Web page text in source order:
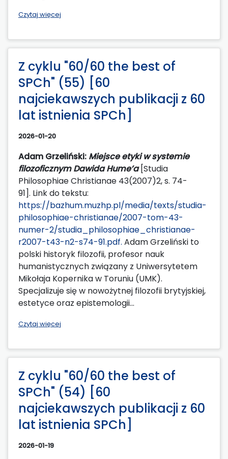
Czytaj więcej
Z cyklu "60/60 the best of
SPCh" (55) [60
najciekawszych publikacji z 60
lat istnienia SPCh]
2026-01-20
Adam Grzeliński: Miejsce etyki w systemie
filozoficznym Dawida Hume’a[Studia
Philosophiae Christianae 43(2007)2, s. 74-
91]. Link do tekstu:
https://bazhum.muzhp.pl/media/texts/studia-
philosophiae-christianae/2007-tom-43-
numer-2/studia_philosophiae_christianae-
r2007-t43-n2-s74-91.pdf. Adam Grzeliński to
polski historyk filozofii, profesor nauk
humanistycznych związany z Uniwersytetem
Mikołaja Kopernika w Toruniu (UMK).
Specjalizuje się w nowożytnej filozofii brytyjskiej,
estetyce oraz epistemologii...
Czytaj więcej
Z cyklu "60/60 the best of
SPCh" (54) [60
najciekawszych publikacji z 60
lat istnienia SPCh]
2026-01-19